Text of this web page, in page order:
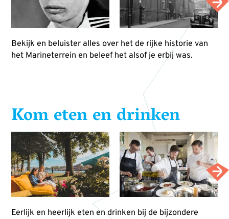
Bekijk en beluister alles over het de rijke historie van
het Marineterrein en beleef het alsof je erbij was.
Kom eten en drinken
Eerlijk en heerlijk eten en drinken bij de bijzondere